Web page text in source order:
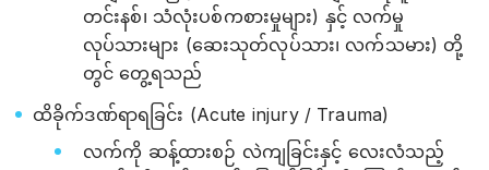
တင်းနစ်၊ သံလုံးပစ်ကစားမှုများ) နှင့် လက်မှု
လုပ်သားများ (ဆေးသုတ်လုပ်သား၊ လက်သမား) တို့
တွင် တွေ့ရသည်
ထိခိုက်ဒဏ်ရာရခြင်း (Acute injury / Trauma)
လက်ကို ဆန့်ထားစဉ် လဲကျခြင်းနှင့် လေးလံသည့်